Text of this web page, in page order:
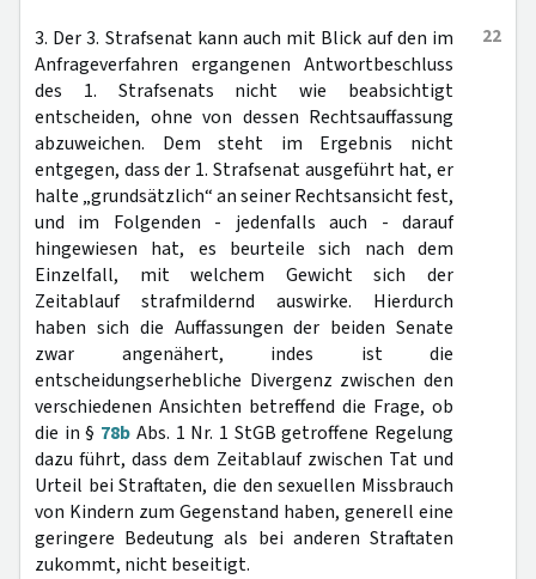
22
3. Der 3. Strafsenat kann auch mit Blick auf den im
Anfrageverfahren ergangenen Antwortbeschluss
des 1. Strafsenats nicht wie beabsichtigt
entscheiden, ohne von dessen Rechtsauffassung
abzuweichen. Dem steht im Ergebnis nicht
entgegen, dass der 1. Strafsenat ausgeführt hat, er
halte „grundsätzlich“ an seiner Rechtsansicht fest,
und im Folgenden - jedenfalls auch - darauf
hingewiesen hat, es beurteile sich nach dem
Einzelfall, mit welchem Gewicht sich der
Zeitablauf strafmildernd auswirke. Hierdurch
haben sich die Auffassungen der beiden Senate
zwar angenähert, indes ist die
entscheidungserhebliche Divergenz zwischen den
verschiedenen Ansichten betreffend die Frage, ob
die in § 78b Abs. 1 Nr. 1 StGB getroffene Regelung
dazu führt, dass dem Zeitablauf zwischen Tat und
Urteil bei Straftaten, die den sexuellen Missbrauch
von Kindern zum Gegenstand haben, generell eine
geringere Bedeutung als bei anderen Straftaten
zukommt, nicht beseitigt.